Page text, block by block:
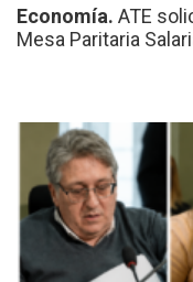
Economía. ATE
Mesa Paritaria